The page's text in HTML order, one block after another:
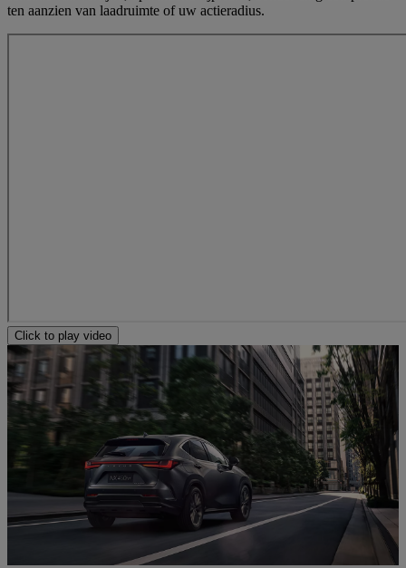
ten aanzien van laadruimte of uw actieradius.
Click to play video